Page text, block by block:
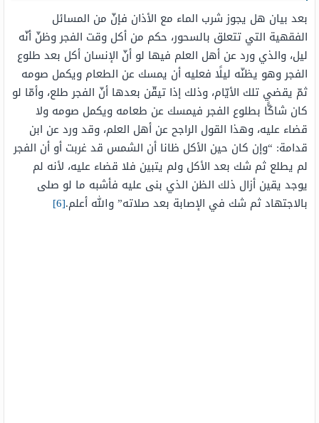
بعد بيان هل يجوز شرب الماء مع الأذان فإنّ من المسائل
الفقهية التي تتعلق بالسحور، حكم من أكل وقت الفجر وظنّ أنّه
ليل، والذي ورد عن أهل العلم فيها لو أنّ الإنسان أكل بعد طلوع
الفجر وهو يظنّه ليلًا فعليه أن يمسك عن الطعام ويكمل صومه
ثمّ يقضي تلك الأيّام، وذلك إذا تيقّن بعدها أنّ الفجر طلع، وأمّا لو
كان شاكًّا بطلوع الفجر فيمسك عن طعامه ويكمل صومه ولا
قضاء عليه، وهذا القول الراجح عن أهل العلم، وقد ورد عن ابن
قدامة: “وإن كان حين الأكل ظانا أن الشمس قد غربت أو أن الفجر
لم يطلع ثم شك بعد الأكل ولم يتبين فلا قضاء عليه، لأنه لم
يوجد يقين أزال ذلك الظن الذي بنى عليه فأشبه ما لو صلى
بالاجتهاد ثم شك في الإصابة بعد صلاته” والله أعلم.[6]